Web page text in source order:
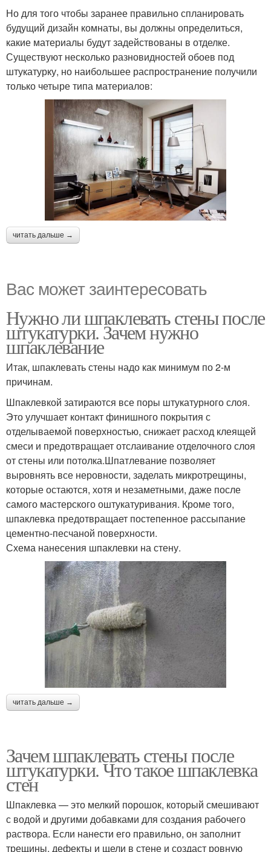
Но для того чтобы заранее правильно спланировать
будущий дизайн комнаты, вы должны определиться,
какие материалы будут задействованы в отделке.
Существуют несколько разновидностей обоев под
штукатурку, но наибольшее распространение получили
только четыре типа материалов:
читать дальше →
Вас может заинтересовать
Нужно ли шпаклевать стены после
штукатурки. Зачем нужно
шпаклевание
Итак, шпаклевать стены надо как минимум по 2-м
причинам.
Шпаклевкой затираются все поры штукатурного слоя.
Это улучшает контакт финишного покрытия с
отделываемой поверхностью, снижает расход клеящей
смеси и предотвращает отслаивание отделочного слоя
от стены или потолка.Шпатлевание позволяет
выровнять все неровности, заделать микротрещины,
которые остаются, хотя и незаметными, даже после
самого мастерского оштукатуривания. Кроме того,
шпаклевка предотвращает постепенное рассыпание
цементно-песчаной поверхности.
Схема нанесения шпаклевки на стену.
читать дальше →
Зачем шпаклевать стены после
штукатурки. Что такое шпаклевка
стен
Шпаклевка — это мелкий порошок, который смешивают
с водой и другими добавками для создания рабочего
раствора. Если нанести его правильно, он заполнит
трещины, дефекты и щели в стене и создаст ровную